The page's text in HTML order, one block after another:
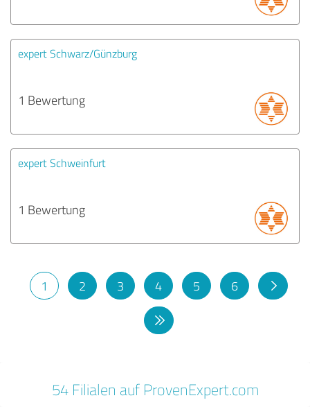
expert Schwarz/Günzburg
1 Bewertung
expert Schweinfurt
1 Bewertung
1 2 3 4 5 6
54 Filialen auf ProvenExpert.com